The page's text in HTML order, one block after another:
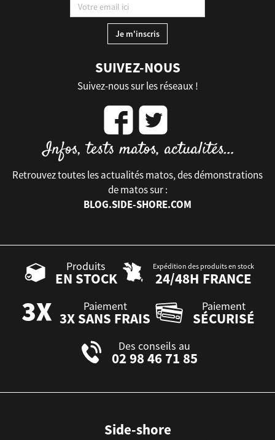
SUIVEZ-NOUS
Suivez-nous sur les réseaux !
Retrouvez toutes les actualités matos, des démonstrations
de matos sur :
BLOG.SIDE-SHORE.COM
Produits
EN STOCK
Expédition des produits en stock
24/48H FRANCE
Paiement
3X SANS FRAIS
Paiement
SÉCURISÉ
Des conseils au
02 98 46 71 85
Side-shore